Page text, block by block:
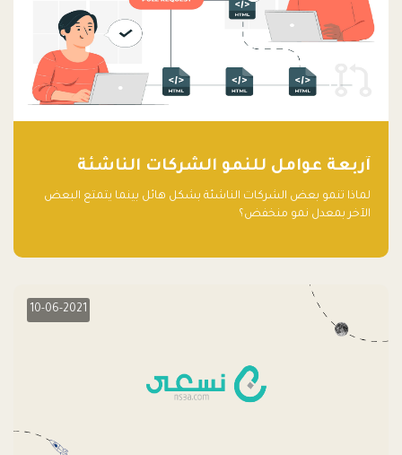
آربعة عوامل للنمو الشركات الناشئة
لماذا تنمو بعض الشركات الناشئة بشكل هائل بينما يتمتع البعض
الآخر بمعدل نمو منخفض؟
10-06-2021